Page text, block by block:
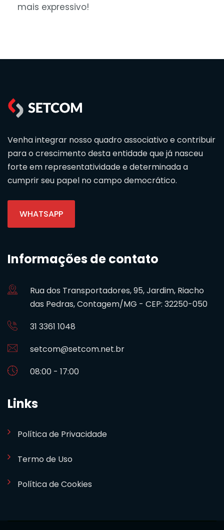
mais expressivo!
Venha integrar nosso quadro associativo e contribuir
para o crescimento desta entidade que já nasceu
forte em representatividade e determinada a
cumprir seu papel no campo democrático.
WHATSAPP
Informações de contato
Rua dos Transportadores, 95, Jardim, Riacho
das Pedras, Contagem/MG - CEP: 32250-050
31 3361 1048
setcom@setcom.net.br
08:00 - 17:00
Links
Política de Privacidade
Termo de Uso
Política de Cookies